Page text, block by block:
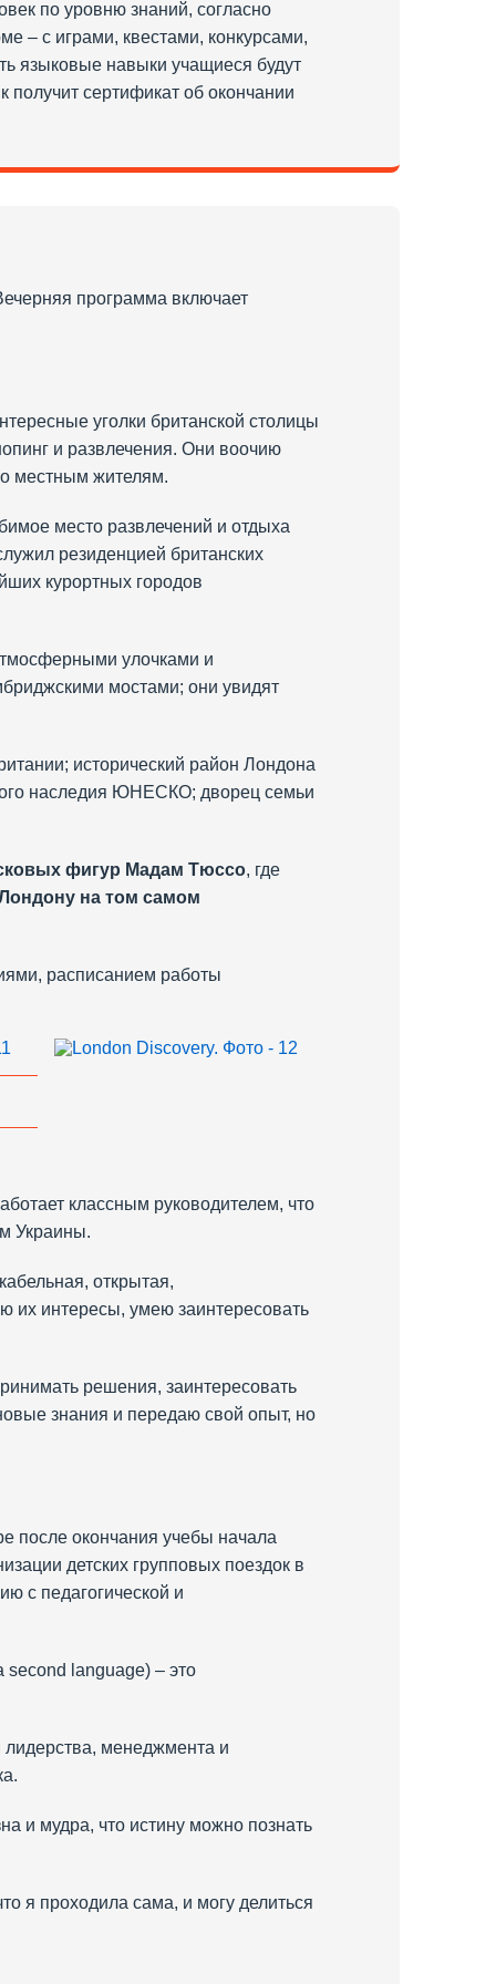
по уровню знаний, согласно
– с играми, квестами, конкурсами,
языковые навыки учащиеся будут
получит сертификат об окончании
программа включает
уголки британской столицы
и развлечения. Они воочию
местным жителям.
место развлечений и отдыха
резиденцией британских
курортных городов
улочками и
мостами; они увидят
исторический район Лондона
наследия ЮНЕСКО; дворец семьи
фигур Мадам Тюссо, где
на том самом
расписанием работы
классным руководителем, что
Украины.
открытая,
их интересы, умею заинтересовать
решения, заинтересовать
знания и передаю свой опыт, но
после окончания учебы начала
детских групповых поездок в
с педагогической и
language) – это
менеджмента и
и мудра, что истину можно познать
я проходила сама, и могу делиться